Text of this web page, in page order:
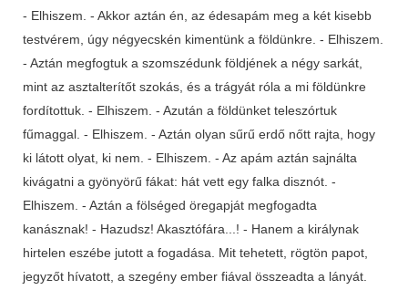
- Elhiszem. - Akkor aztán én, az édesapám meg a két kisebb
testvérem, úgy négyecskén kimentünk a földünkre. - Elhiszem.
- Aztán megfogtuk a szomszédunk földjének a négy sarkát,
mint az asztalterítőt szokás, és a trágyát róla a mi földünkre
fordítottuk. - Elhiszem. - Azután a földünket teleszórtuk
fűmaggal. - Elhiszem. - Aztán olyan sűrű erdő nőtt rajta, hogy
ki látott olyat, ki nem. - Elhiszem. - Az apám aztán sajnálta
kivágatni a gyönyörű fákat: hát vett egy falka disznót. -
Elhiszem. - Aztán a fölséged öregapját megfogadta
kanásznak! - Hazudsz! Akasztófára...! - Hanem a királynak
hirtelen eszébe jutott a fogadása. Mit tehetett, rögtön papot,
jegyzőt hívatott, a szegény ember fiával összeadta a lányát.